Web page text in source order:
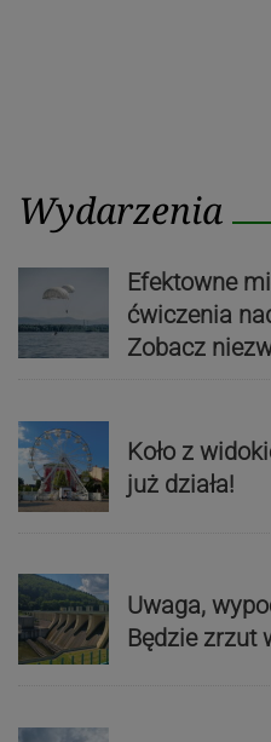
Wydarzenia
Efektowne
ćwiczenia
Zobacz
Koło z
już działa!
Uwaga,
Będzie zrzut